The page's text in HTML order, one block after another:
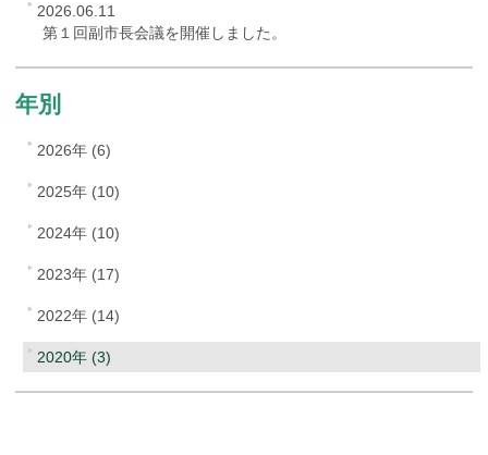
2026.06.11
第１回副市長会議を開催しました。
年別
2026年 (6)
2025年 (10)
2024年 (10)
2023年 (17)
2022年 (14)
2020年 (3)